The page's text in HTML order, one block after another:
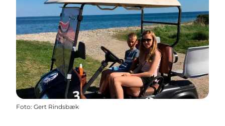
Foto: Gert Rindsbæk